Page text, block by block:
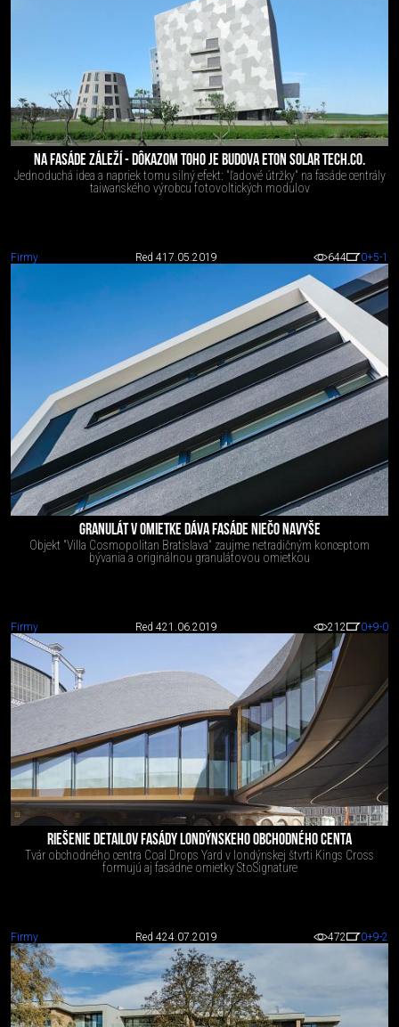
NA FASÁDE ZÁLEŽÍ - DÔKAZOM TOHO JE BUDOVA ETON SOLAR TECH.CO.
Jednoduchá idea a napriek tomu silný efekt: "ľadové útržky" na fasáde centrály
taiwanského výrobcu fotovoltických modulov
Firmy Red 417.05.2019 644 0+5-1
GRANULÁT V OMIETKE DÁVA FASÁDE NIEČO NAVYŠE
Objekt "Villa Cosmopolitan Bratislava" zaujme netradičným konceptom
bývania a originálnou granulátovou omietkou
Firmy Red 421.06.2019 212 0+9-0
RIEŠENIE DETAILOV FASÁDY LONDÝNSKEHO OBCHODNÉHO CENTA
Tvár obchodného centra Coal Drops Yard v londýnskej štvrti Kings Cross
formujú aj fasádne omietky StoSignature
Firmy Red 424.07.2019 472 0+9-2